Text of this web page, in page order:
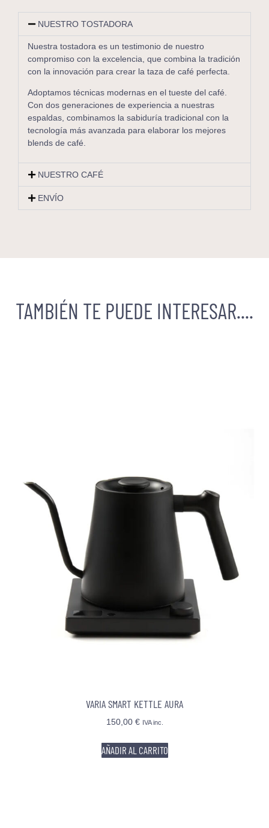
NUESTRO TOSTADORA
Nuestra tostadora es un testimonio de nuestro
compromiso con la excelencia, que combina la tradición
con la innovación para crear la taza de café perfecta.
Adoptamos técnicas modernas en el tueste del café.
Con dos generaciones de experiencia a nuestras
espaldas, combinamos la sabiduría tradicional con la
tecnología más avanzada para elaborar los mejores
blends de café.
NUESTRO CAFÉ
ENVÍO
TAMBIÉN TE PUEDE INTERESAR....
VARIA SMART KETTLE AURA
150,00 € IVA inc.
AÑADIR AL CARRITO